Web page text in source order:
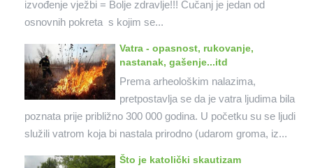
izvođenje vježbi = Bolje zdravlje!!! Čučanj je jedan od
osnovnih pokreta s kojim se...
Vatra - opasnost, rukovanje,
nastanak, gašenje...itd
Prema arheološkim nalazima,
pretpostavlja se da je vatra ljudima bila
poznata prije približno 300 000 godina. U početku su se ljudi
služili vatrom koja bi nastala prirodno (udarom groma, iz...
Što je katolički skautizam